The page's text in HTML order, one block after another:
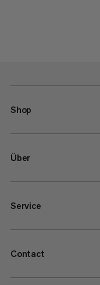
Shop
Über
Service
Contact